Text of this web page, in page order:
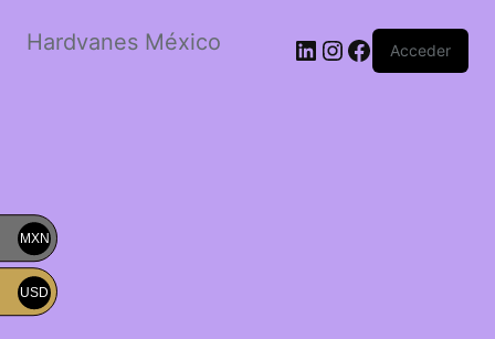
Hardvanes México LinkedIn
Instagram
Facebook
Acceder
MXN
USD